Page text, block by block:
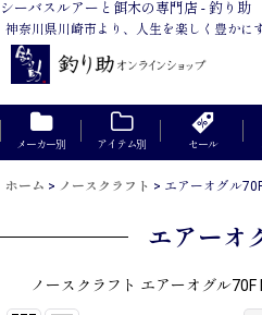
シーバスルアーと餌木の専門店 - 釣り助
神奈川県川崎市より、人生を楽しく豊かに
メーカー別 アイテム別 セール
ホーム > ノースクラフト > エアーオグル
エアーオ
ノースクラフト エアーオグル70F